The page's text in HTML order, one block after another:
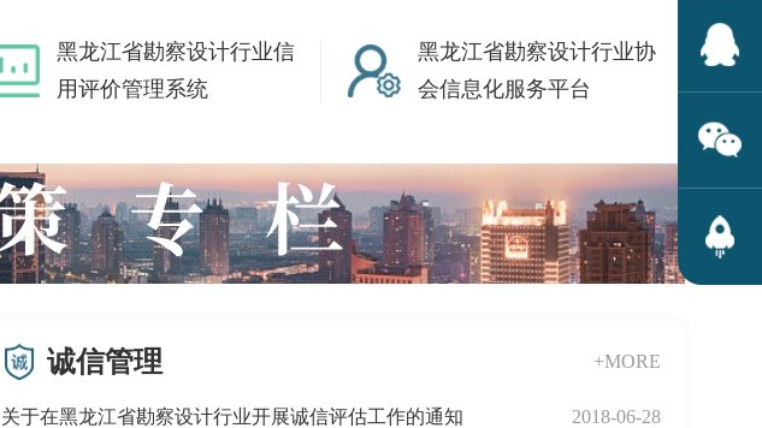
黑龙江省勘察设计行业信
用评价管理系统
黑龙江省勘察设计行业协
会信息化服务平台
+MORE
诚信管理
2018-06-28
关于在黑龙江省勘察设计行业开展诚信评估工作的通知